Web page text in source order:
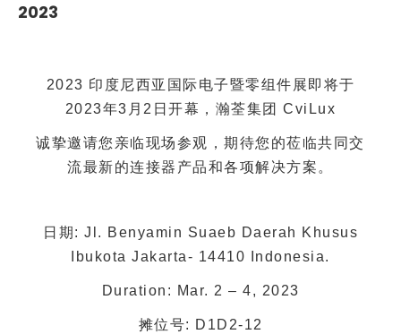
2023
2023 印度尼西亚国际电子暨零组件展即将于
2023年3月2日开幕，瀚荃集团 CviLux
诚挚邀请您亲临现场参观，期待您的莅临共同交
流最新的连接器产品和各项解决方案。
日期: Jl. Benyamin Suaeb Daerah Khusus
Ibukota Jakarta- 14410 Indonesia.
Duration: Mar. 2 – 4, 2023
摊位号: D1D2-12